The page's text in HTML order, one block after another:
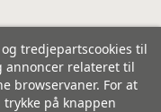
tredjepartscookies til
annoncer relateret til
browservaner. For at
på knappen